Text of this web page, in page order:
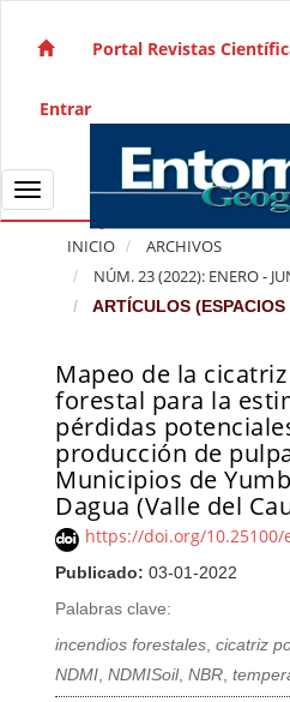
Navegación principal
Barra lateral
Portal Revistas
Entrar
Toggle navigation
INICIO
ARCHIVOS
NÚM. 23 (2022): ENERO -
ARTÍCULOS
Mapeo de la
forestal para la
pérdidas
producción de
Municipios de
Dagua (Valle del
https://doi.org/10.25100/
Publicado: 03-01-2022
Palabras clave:
incendios forestales,cicatriz
NDMI,NDMISoil,NBR,
Barra lateral del